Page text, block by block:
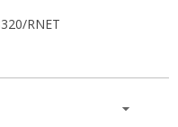
RNET